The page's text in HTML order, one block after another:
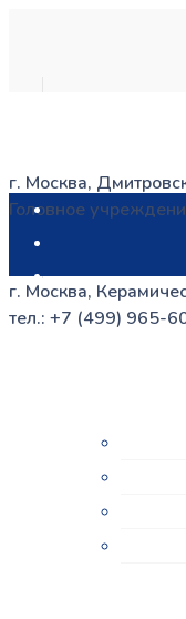
г. Москва,
Головное
г. Москва,
тел.: +7 (499) 965-